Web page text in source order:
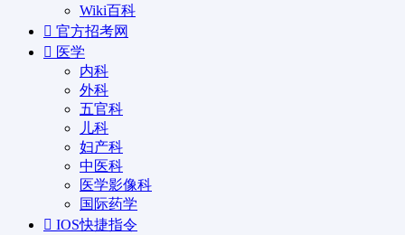
Wiki百科
官方招考网
医学
内科
外科
五官科
儿科
妇产科
中医科
医学影像科
国际药学
IOS快捷指令